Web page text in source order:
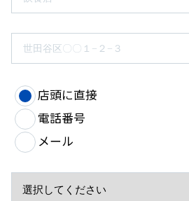
店頭に直接
電話番号
メール